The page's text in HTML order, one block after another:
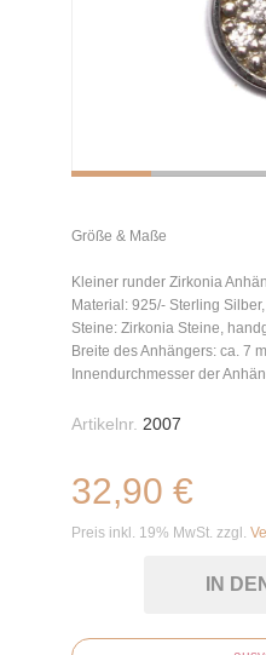
Größe & Maße
Kleiner runder Zirkonia
Material: 925/- Sterling
Steine: Zirkonia Steine,
Breite des Anhängers: ca. 7
Innendurchmesser der
Artikelnr. 2007
32,90 €
Preis inkl. 19% MwSt. zzgl.
IN